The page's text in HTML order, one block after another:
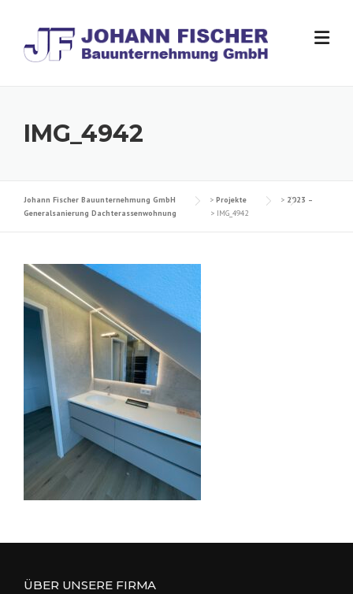
content
IMG_4942
Johann Fischer Bauunternehmung GmbH > Projekte > 2023 –
Generalsanierung Dachterassenwohnung
> IMG_4942
ÜBER UNSERE FIRMA